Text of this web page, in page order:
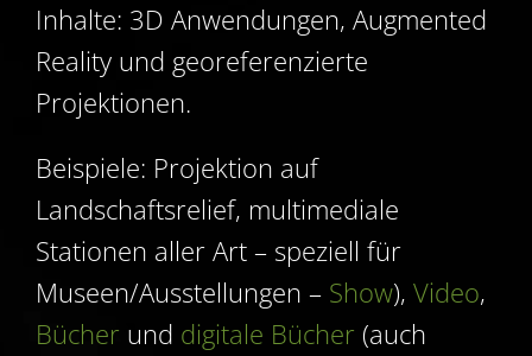
Inhalte: 3D Anwendungen, Augmented
Reality und georeferenzierte
Projektionen.
Beispiele: Projektion auf
Landschaftsrelief, multimediale
Stationen aller Art – speziell für
Museen/Ausstellungen – Show), Video,
Bücher und digitale Bücher (auch